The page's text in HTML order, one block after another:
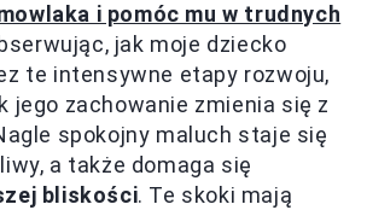
i pomóc mu w trudnych
jak moje dziecko
te intensywne etapy rozwoju,
jego zachowanie zmienia się z
spokojny maluch staje się
a także domaga się
bliskości. Te skoki mają